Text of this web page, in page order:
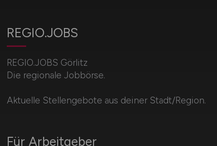
REGIO.JOBS
REGIO.JOBS Görlitz
Die regionale Jobbörse.
Aktuelle Stellengebote aus deiner Stadt/Region.
Für Arbeitgeber